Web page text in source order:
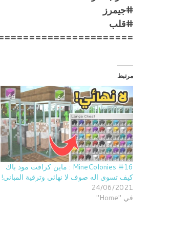
#جيمرز
#قلب
مرتبط
MineColonies #16 : ماين كرافت مود باك
كيف تسوي اله صوف لا نهائي وترقية المباني!
24/06/2021
في "Home"